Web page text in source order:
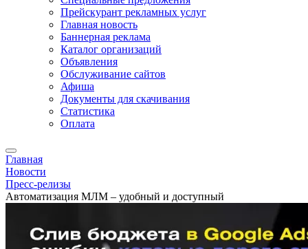
Прейскурант рекламных услуг
Главная новость
Баннерная реклама
Каталог организаций
Объявления
Обслуживание сайтов
Афиша
Документы для скачивания
Статистика
Оплата
Главная
Новости
Пресс-релизы
Автоматизация МЛМ – удобный и доступный